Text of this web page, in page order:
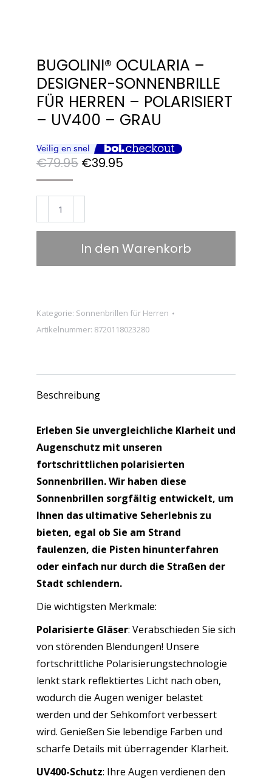
BUGOLINI® OCULARIA –
DESIGNER-SONNENBRILLE
FÜR HERREN – POLARISIERT
– UV400 – GRAU
€79.95 Ursprünglicher
war:
€39.95
BUGOLINI®
Ocularia
UV400
–
Menge
In den Warenkorb
Kategorie: Sonnenbrillen für Herren
Artikelnummer: 8720118023280
Beschreibung
Erleben Sie unvergleichliche Klarheit und
Augenschutz mit unseren
fortschrittlichen polarisierten
Sonnenbrillen. Wir haben diese
Sonnenbrillen sorgfältig entwickelt, um
Ihnen das ultimative Seherlebnis zu
bieten, egal ob Sie am Strand
faulenzen, die Pisten hinunterfahren
oder einfach nur durch die Straßen der
Stadt schlendern.
Die wichtigsten Merkmale:
Polarisierte Gläser: Verabschieden Sie sich
von störenden Blendungen! Unsere
fortschrittliche Polarisierungstechnologie
lenkt stark reflektiertes Licht nach oben,
wodurch die Augen weniger belastet
werden und der Sehkomfort verbessert
wird. Genießen Sie lebendige Farben und
scharfe Details mit überragender Klarheit.
UV400-Schutz: Ihre Augen verdienen den